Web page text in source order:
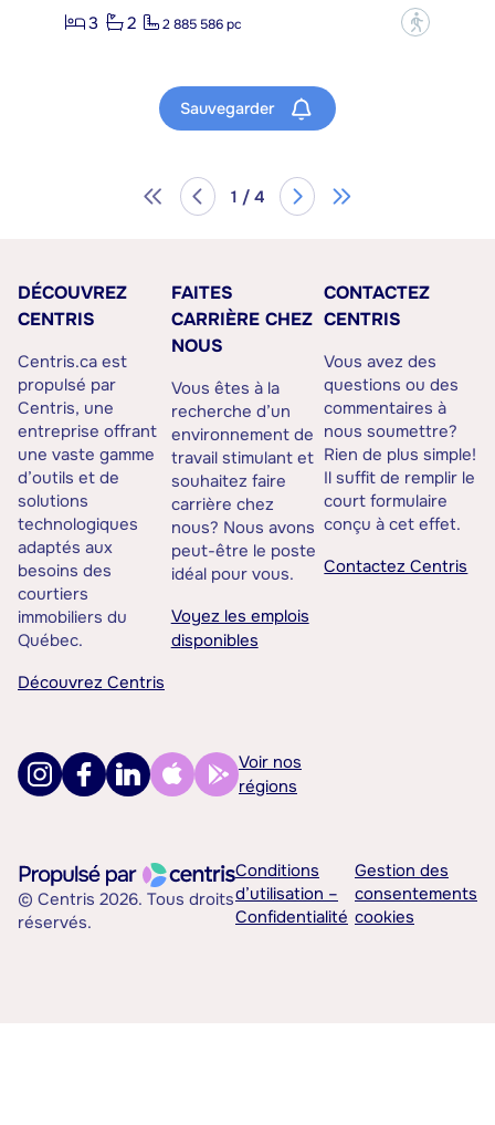
3
2 2 885 586 pc ?
Sauvegarder
1 / 4
DÉCOUVREZ
CENTRIS
Centris.ca est
propulsé par
Centris, une
entreprise offrant
une vaste gamme
d’outils et de
solutions
technologiques
adaptés aux
besoins des
courtiers
immobiliers du
Québec.
Découvrez Centris
FAITES
CARRIÈRE CHEZ
NOUS
Vous êtes à la
recherche d’un
environnement de
travail stimulant et
souhaitez faire
carrière chez
nous? Nous avons
peut-être le poste
idéal pour vous.
Voyez les emplois
disponibles
CONTACTEZ
CENTRIS
Vous avez des
questions ou des
commentaires à
nous soumettre?
Rien de plus simple!
Il suffit de remplir le
court formulaire
conçu à cet effet.
Contactez Centris
Voir nos
régions
© Centris 2026. Tous droits
réservés.
Conditions
d’utilisation –
Confidentialité
Gestion des
consentements
cookies